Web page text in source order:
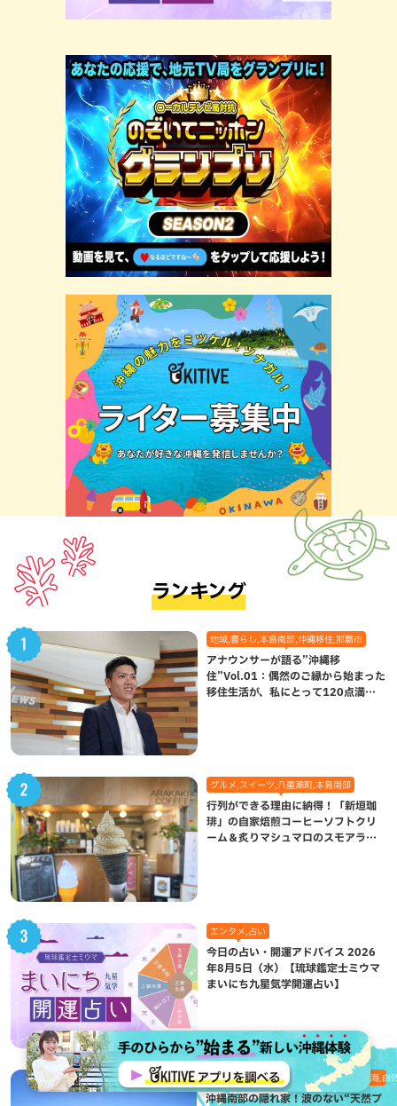
ランキング
地域,暮らし,本島南部,沖縄移住,那覇市
アナウンサーが語る”沖縄移
住”Vol.01：偶然のご縁から始まった
移住生活が、私にとって120点満点
グルメ,スイーツ,八重瀬町,本島南部
行列ができる理由に納得！「新垣珈
琲」の自家焙煎コーヒーソフトクリ
ーム＆炙りマシュマロのスモアラテ
エンタメ,占い
今日の占い・開運アドバイス 2026
年8月5日（水）【琉球鑑定士ミウマ
まいにち九星気学開運占い】
おでかけ,八重瀬町,地域,本島南部,沖縄の海,自
沖縄南部の隠れ家！波のない“天然プ